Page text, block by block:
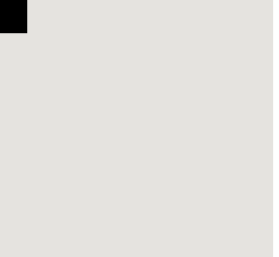
no pueden leer el